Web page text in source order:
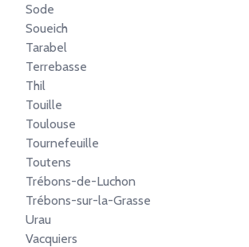
Sode
Soueich
Tarabel
Terrebasse
Thil
Touille
Toulouse
Tournefeuille
Toutens
Trébons-de-Luchon
Trébons-sur-la-Grasse
Urau
Vacquiers